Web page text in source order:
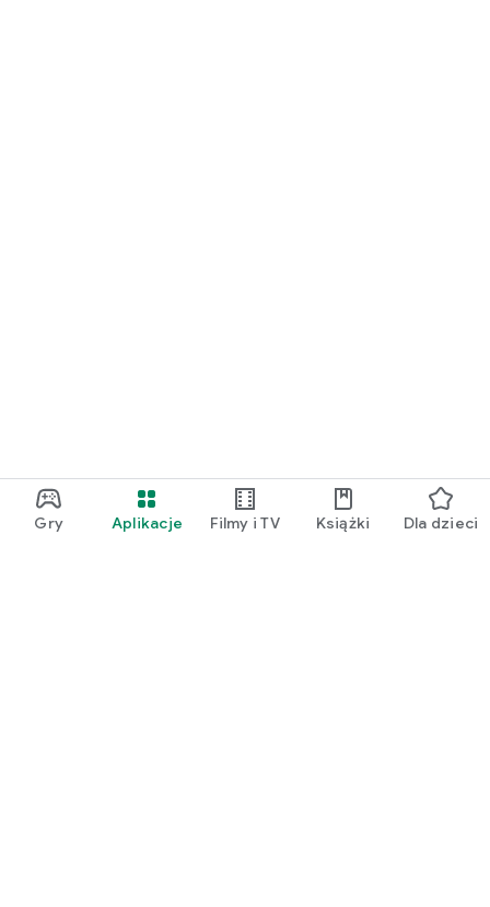
Gry Aplikacje Filmy i TV Książki Dla dzieci